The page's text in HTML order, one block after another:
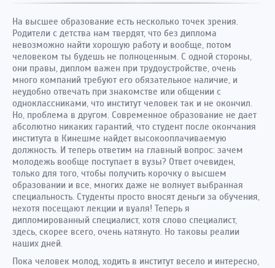
На высшее образование есть несколько точек зрения.
Родители с детства нам твердят, что без диплома
невозможно найти хорошую работу и вообще, потом
человеком ты будешь не полноценным. С одной стороны,
они правы, диплом важен при трудоустройстве, очень
много компаний требуют его обязательное наличие, и
неудобно отвечать при знакомстве или общении с
одноклассниками, что институт человек так и не окончил.
Но, проблема в другом. Современное образование не дает
абсолютно никаких гарантий, что студент после окончания
института в Кинешме найдет высокооплачиваемую
должность. И теперь ответим на главный вопрос: зачем
молодежь вообще поступает в вузы? Ответ очевиден,
только для того, чтобы получить корочку о высшем
образовании и все, многих даже не волнует выбранная
специальность. Студенты просто вносят деньги за обучения,
нехотя посещают лекции и вуаля! Теперь я
дипломированный специалист, хотя слово специалист,
здесь, скорее всего, очень натянуто. Но таковы реалии
наших дней.
Пока человек молод, ходить в институт весело и интересно,